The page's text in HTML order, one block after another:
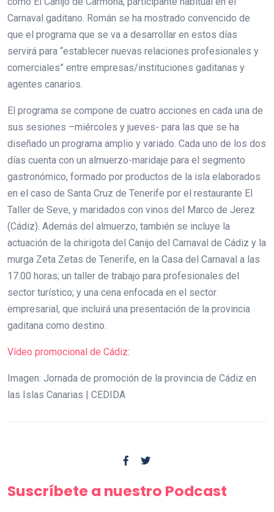
Carnaval gaditano. Román se ha mostrado convencido de
que el programa que se va a desarrollar en estos días
servirá para “establecer nuevas relaciones profesionales y
comerciales” entre empresas/instituciones gaditanas y
agentes canarios.
El programa se compone de cuatro acciones en cada una de
sus sesiones –miércoles y jueves- para las que se ha
diseñado un programa amplio y variado. Cada uno de los dos
días cuenta con un almuerzo-maridaje para el segmento
gastronómico, formado por productos de la isla elaborados
en el caso de Santa Cruz de Tenerife por el restaurante El
Taller de Seve, y maridados con vinos del Marco de Jerez
(Cádiz). Además del almuerzo, también se incluye la
actuación de la chirigota del Canijo del Carnaval de Cádiz y la
murga Zeta Zetas de Tenerife, en la Casa del Carnaval a las
17.00 horas; un taller de trabajo para profesionales del
sector turístico; y una cena enfocada en el sector
empresarial, que incluirá una presentación de la provincia
gaditana como destino.
Vídeo promocional de Cádiz:
Imagen: Jornada de promoción de la provincia de Cádiz en
las Islas Canarias | CEDIDA
Suscríbete a nuestro Podcast